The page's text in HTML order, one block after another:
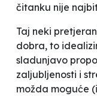
čitanku nije
Taj neki
dobra, to
sladunjavo
zaljubljenosti i
možda moguće